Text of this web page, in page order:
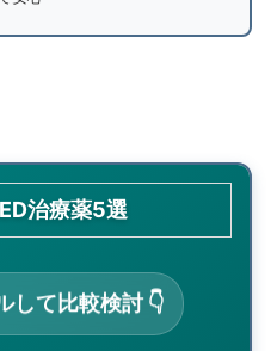
治療薬5選
して比較検討 👇